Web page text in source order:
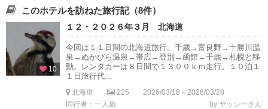
このホテルを訪ねた旅行記（8件）
10
１２・２０２６年３月 北海道
今回は１１日間の北海道旅行。千歳→富良野→十勝川温
泉→ぬかびら温泉→帯広→登別→函館→千歳→札幌と移
動。レンタカーは８日間で１３００ｋｍ走行。１０泊１
１日旅行代...
北海道 225
2026/03/18～2026/03/28
同行者：一人旅
by ヤッシーさん